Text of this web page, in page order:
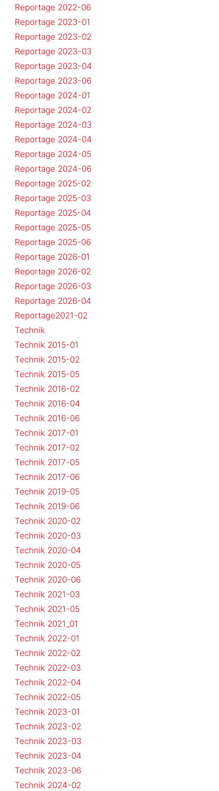
Reportage 2022-06
Reportage 2023-01
Reportage 2023-02
Reportage 2023-03
Reportage 2023-04
Reportage 2023-06
Reportage 2024-01
Reportage 2024-02
Reportage 2024-03
Reportage 2024-04
Reportage 2024-05
Reportage 2024-06
Reportage 2025-02
Reportage 2025-03
Reportage 2025-04
Reportage 2025-05
Reportage 2025-06
Reportage 2026-01
Reportage 2026-02
Reportage 2026-03
Reportage 2026-04
Reportage2021-02
Technik
Technik 2015-01
Technik 2015-02
Technik 2015-05
Technik 2016-02
Technik 2016-04
Technik 2016-06
Technik 2017-01
Technik 2017-02
Technik 2017-05
Technik 2017-06
Technik 2019-05
Technik 2019-06
Technik 2020-02
Technik 2020-03
Technik 2020-04
Technik 2020-05
Technik 2020-06
Technik 2021-03
Technik 2021-05
Technik 2021_01
Technik 2022-01
Technik 2022-02
Technik 2022-03
Technik 2022-04
Technik 2022-05
Technik 2023-01
Technik 2023-02
Technik 2023-03
Technik 2023-04
Technik 2023-06
Technik 2024-02